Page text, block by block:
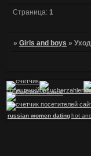
Страница:1
»Girls and boys »
russian women datinghot